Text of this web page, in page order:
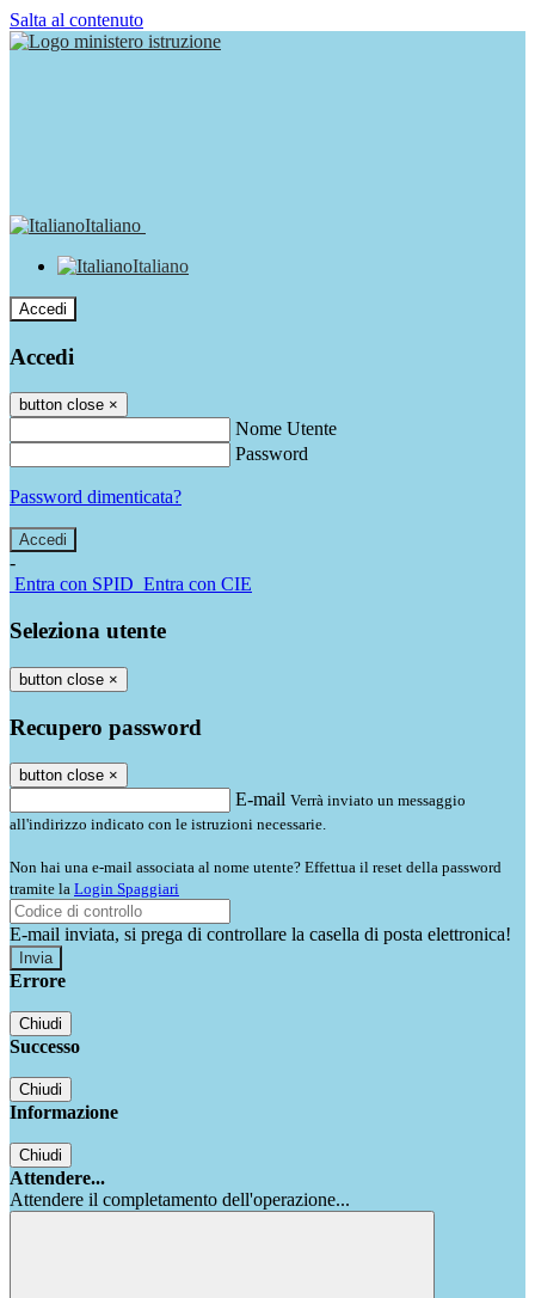
Salta al contenuto
Italiano
Italiano
Accedi
Accedi
button close ×
Nome Utente
Password
Password dimenticata?
-
Entra con SPID Entra con CIE
Seleziona utente
button close ×
Recupero password
button close ×
E-mail Verrà inviato un messaggio
all'indirizzo indicato con le istruzioni necessarie.
Non hai una e-mail associata al nome utente? Effettua il reset della password
tramite la Login Spaggiari
E-mail inviata, si prega di controllare la casella di posta elettronica!
Errore
Chiudi
Successo
Chiudi
Informazione
Chiudi
Attendere...
Attendere il completamento dell'operazione...